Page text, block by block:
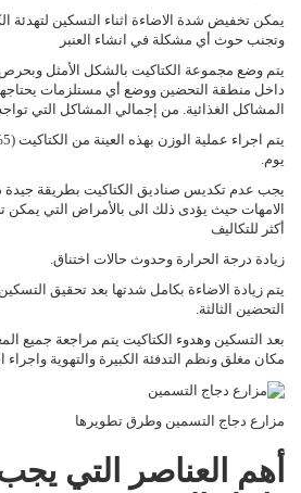
يمكن تخفيض شدة الاضاءة اثناء التسكين لتهدئة
وتجنب حوث أي مشكلة في انشاء العنبر
يتم وضع مجموعة الكتاكيت بالشكل الأمثل
داخل منطقة التحضين ووضع أي مستلزمات
المشاكل الغذائية. من إجمالي المشاكل التي
يوم.
يجب عدم تكديس صناديق الكتاكيت بطريقة
الامهات حيث يؤدى ذلك الى بالأمراض التي يمكن
أكثر للتكاليف
زيادة درجة الحرارة وحدوث حالات اختناق.
يتم زيادة الاضاءة بكامل شدتها بعد تحقيق
التحضين الثالثة.
بعد التسكين وهدوء الكتاكيت يتم مراجعة جميع
مكان مغلق ونظم التدفئة الكبيرة والتهوية واجراء
مزارع دجاج التسمين وطرق تطويرها
أهم العناصر التي